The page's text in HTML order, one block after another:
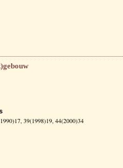
39(1998)19, 44(2000)34